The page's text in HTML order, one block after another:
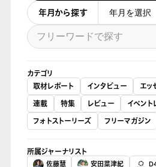
年月から探す
カテゴリ
取材レポート
インタビュー エッ
連載
特集 レビュー
イベント
フォトストーリーズ
フリーマガジン
所属ジャーナリスト
佐藤慧 安田菜津紀